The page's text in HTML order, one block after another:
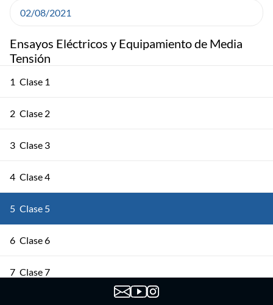
Ensayos Eléctricos y Equipamiento de Media
Tensión
1 Clase 1
2 Clase 2
3 Clase 3
4 Clase 4
5 Clase 5
6 Clase 6
7 Clase 7
02/08/2021